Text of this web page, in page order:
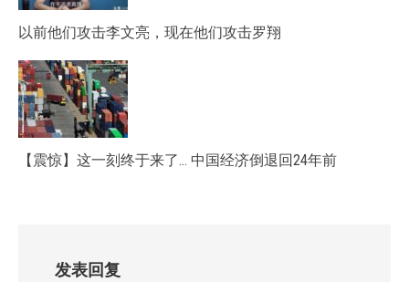
以前他们攻击李文亮，现在他们攻击罗翔
【震惊】这一刻终于来了… 中国经济倒退回24年前
发表回复